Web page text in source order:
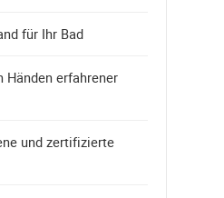
für Ihr Bad
Händen erfahrener
und zertifizierte